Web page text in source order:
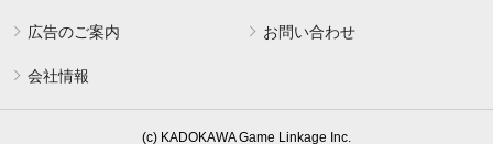
広告のご案内 お問い合わせ
会社情報
(c) KADOKAWA Game Linkage Inc.